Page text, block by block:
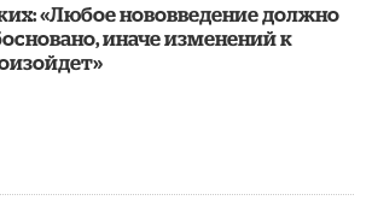
«Любое нововведение должно
иначе изменений к